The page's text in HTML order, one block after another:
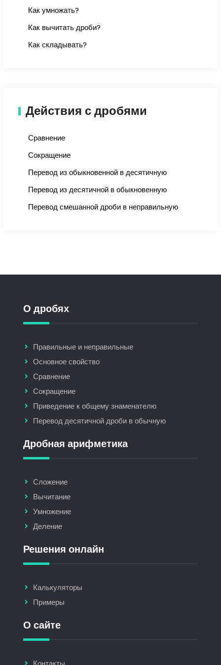
Как умножать?
Как вычитать дроби?
Как складывать?
Действия с дробями
Сравнение
Сокращение
Перевод из обыкновенной в десятичную
Перевод из десятичной в обыкновенную
Перевод смешанной дроби в неправильную
О дробях
Правильные и неправильные
Основное свойство
Сравнение
Сокращение
Приведение к общему знаменателю
Перевод десятичной дроби в обычную
Дробная арифметика
Сложение
Вычитание
Умножение
Деление
Решения онлайн
Калькуляторы
Примеры
О сайте